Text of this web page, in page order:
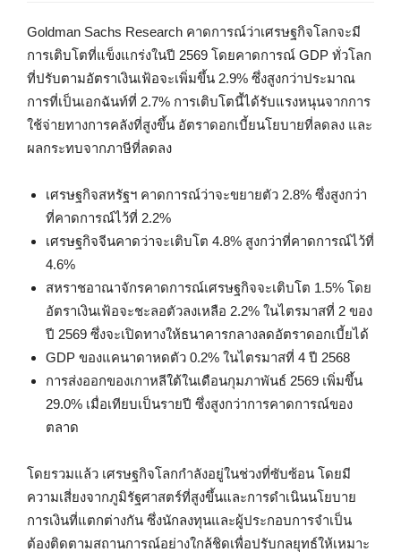
Goldman Sachs Research คาดการณ์ว่าเศรษฐกิจโลกจะมี
การเติบโตที่แข็งแกร่งในปี 2569 โดยคาดการณ์ GDP ทั่วโลก
ที่ปรับตามอัตราเงินเฟ้อจะเพิ่มขึ้น 2.9% ซึ่งสูงกว่าประมาณ
การที่เป็นเอกฉันท์ที่ 2.7% การเติบโตนี้ได้รับแรงหนุนจากการ
ใช้จ่ายทางการคลังที่สูงขึ้น อัตราดอกเบี้ยนโยบายที่ลดลง และ
ผลกระทบจากภาษีที่ลดลง
เศรษฐกิจสหรัฐฯ คาดการณ์ว่าจะขยายตัว 2.8% ซึ่งสูงกว่า
ที่คาดการณ์ไว้ที่ 2.2%
เศรษฐกิจจีนคาดว่าจะเติบโต 4.8% สูงกว่าที่คาดการณ์ไว้ที่
4.6%
สหราชอาณาจักรคาดการณ์เศรษฐกิจจะเติบโต 1.5% โดย
อัตราเงินเฟ้อจะชะลอตัวลงเหลือ 2.2% ในไตรมาสที่ 2 ของ
ปี 2569 ซึ่งจะเปิดทางให้ธนาคารกลางลดอัตราดอกเบี้ยได้
GDP ของแคนาดาหดตัว 0.2% ในไตรมาสที่ 4 ปี 2568
การส่งออกของเกาหลีใต้ในเดือนกุมภาพันธ์ 2569 เพิ่มขึ้น
29.0% เมื่อเทียบเป็นรายปี ซึ่งสูงกว่าการคาดการณ์ของ
ตลาด
โดยรวมแล้ว เศรษฐกิจโลกกำลังอยู่ในช่วงที่ซับซ้อน โดยมี
ความเสี่ยงจากภูมิรัฐศาสตร์ที่สูงขึ้นและการดำเนินนโยบาย
การเงินที่แตกต่างกัน ซึ่งนักลงทุนและผู้ประกอบการจำเป็น
ต้องติดตามสถานการณ์อย่างใกล้ชิดเพื่อปรับกลยุทธ์ให้เหมาะ